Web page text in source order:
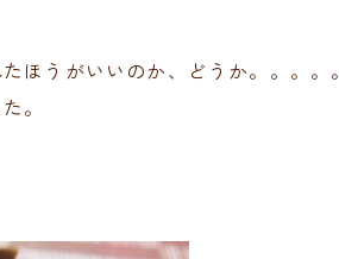
ほうがいいのか、どうか。。。。。
。